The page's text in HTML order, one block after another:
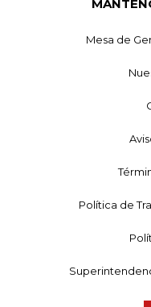
Mesa de
Política de